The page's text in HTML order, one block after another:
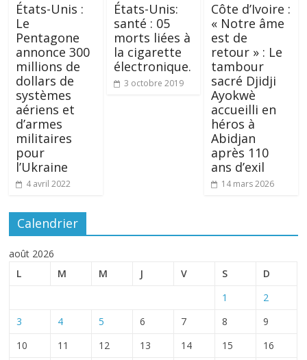
États-Unis :
Le
Pentagone
annonce 300
millions de
dollars de
systèmes
aériens et
d’armes
militaires
pour
l’Ukraine
4 avril 2022
États-Unis:
santé : 05
morts liées à
la cigarette
électronique.
3 octobre 2019
Côte d’Ivoire :
« Notre âme
est de
retour » : Le
tambour
sacré Djidji
Ayokwè
accueilli en
héros à
Abidjan
après 110
ans d’exil
14 mars 2026
Calendrier
août 2026
L
M M J V S D
1
2
3
4 5 6 7 8
9
10
11 12 13 14 15
16